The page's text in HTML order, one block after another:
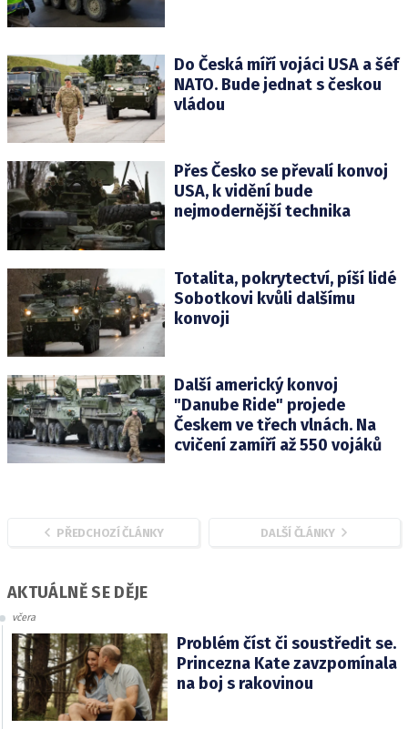
Do Česká míří vojáci USA a šéf
NATO. Bude jednat s českou
vládou
Přes Česko se převalí konvoj
USA, k vidění bude
nejmodernější technika
Totalita, pokrytectví, píší lidé
Sobotkovi kvůli dalšímu
konvoji
Další americký konvoj
"Danube Ride" projede
Českem ve třech vlnách. Na
cvičení zamíří až 550 vojáků
PŘEDCHOZÍ ČLÁNKY DALŠÍ ČLÁNKY
AKTUÁLNĚ SE DĚJE
včera
Problém číst či soustředit se.
Princezna Kate zavzpomínala
na boj s rakovinou